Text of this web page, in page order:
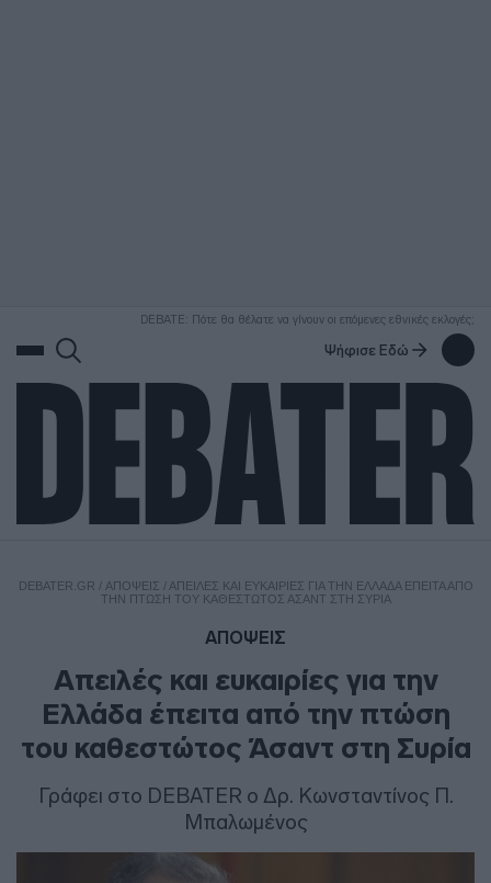
DEBATE: Πότε θα θέλατε να γίνουν οι επόμενες εθνικές εκλογές;
Ψήφισε Εδώ
DEBATER.GR / ΑΠΟΨΕΙΣ / ΑΠΕΙΛΈΣ ΚΑΙ ΕΥΚΑΙΡΊΕΣ ΓΙΑ ΤΗΝ ΕΛΛΆΔΑ ΈΠΕΙΤΑ ΑΠΌ
ΤΗΝ ΠΤΏΣΗ ΤΟΥ ΚΑΘΕΣΤΏΤΟΣ ΆΣΑΝΤ ΣΤΗ ΣΥΡΊΑ
ΑΠΟΨΕΙΣ
Απειλές και ευκαιρίες για την
Ελλάδα έπειτα από την πτώση
του καθεστώτος Άσαντ στη Συρία
Γράφει στο DEBATER ο Δρ. Κωνσταντίνος Π.
Μπαλωμένος